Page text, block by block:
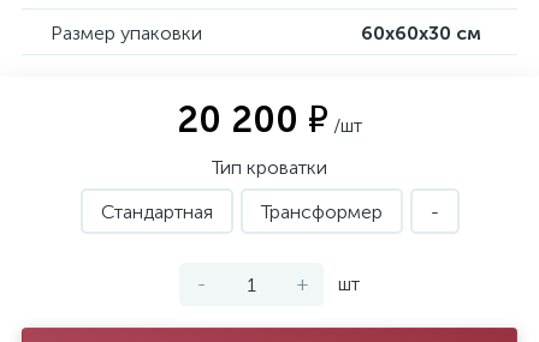
Размер упаковки
60х60х30 см
20 200 ₽ /шт
Тип кроватки
Стандартная
Трансформер -
- + шт